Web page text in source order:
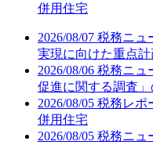
併用住宅
2026/08/07 税務ニュ
実現に向けた重点
2026/08/06 税務ニュ
促進に関する調査
2026/08/05 税務レポ
併用住宅
2026/08/05 税務ニュ